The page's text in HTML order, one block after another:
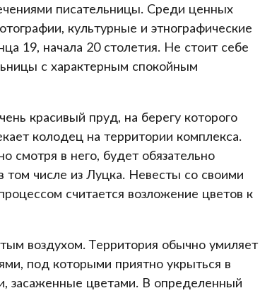
писательницы. Среди ценных
культурные и этнографические
19, начала 20 столетия. Не стоит себе
с характерным спокойным
красивый пруд, на берегу которого
колодец на территории комплекса.
смотря в него, будет обязательно
числе из Луцка. Невесты со своими
считается возложение цветов к
воздухом. Территория обычно умиляет
под которыми приятно укрыться в
засаженные цветами. В определенный